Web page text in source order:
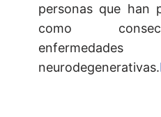
personas que han
como
enfermedades
neurodegenerativas.